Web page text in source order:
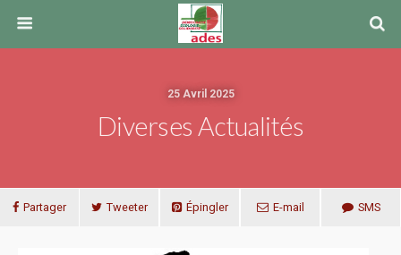
25 Avril 2025
Diverses Actualités
Partager Tweeter Épingler E-mail SMS